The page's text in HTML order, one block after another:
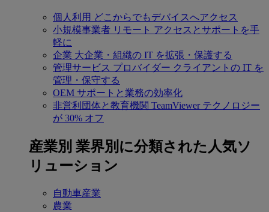
個人利用 どこからでもデバイスへアクセス
小規模事業者 リモート アクセスとサポートを手
軽に
企業 大企業・組織の IT を拡張・保護する
管理サービス プロバイダー クライアントの IT を
管理・保守する
OEM サポートと業務の効率化
非営利団体と教育機関 TeamViewer テクノロジー
が 30% オフ
産業別 業界別に分類された人気ソ
リューション
自動車産業
農業